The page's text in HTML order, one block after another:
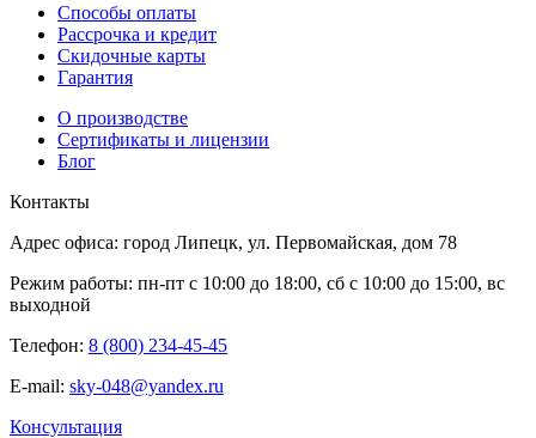
Способы оплаты
Рассрочка и кредит
Скидочные карты
Гарантия
О производстве
Сертификаты и лицензии
Блог
Контакты
Адрес офиса: город Липецк, ул. Первомайская, дом 78
Режим работы: пн-пт с 10:00 до 18:00, сб с 10:00 до 15:00, вс
выходной
Телефон: 8 (800) 234-45-45
E-mail: sky-048@yandex.ru
Консультация